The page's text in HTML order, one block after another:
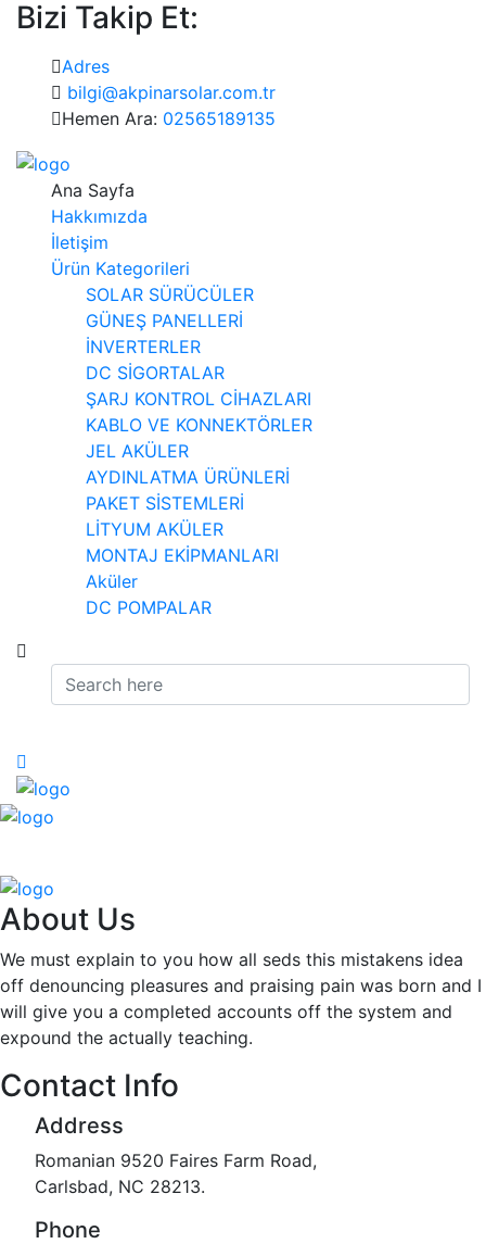
Bizi Takip Et:
Adres
bilgi@akpinarsolar.com.tr
Hemen Ara: 02565189135
Ana Sayfa
Hakkımızda
İletişim
Ürün Kategorileri
SOLAR SÜRÜCÜLER
GÜNEŞ PANELLERİ
İNVERTERLER
DC SİGORTALAR
ŞARJ KONTROL CİHAZLARI
KABLO VE KONNEKTÖRLER
JEL AKÜLER
AYDINLATMA ÜRÜNLERİ
PAKET SİSTEMLERİ
LİTYUM AKÜLER
MONTAJ EKİPMANLARI
Aküler
DC POMPALAR
About Us
We must explain to you how all seds this mistakens idea
off denouncing pleasures and praising pain was born and I
will give you a completed accounts off the system and
expound the actually teaching.
Contact Info
Address
Romanian 9520 Faires Farm Road,
Carlsbad, NC 28213.
Phone